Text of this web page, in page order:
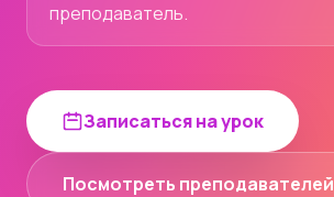
преподаватель.
Записаться на урок
Посмотреть преподавателей